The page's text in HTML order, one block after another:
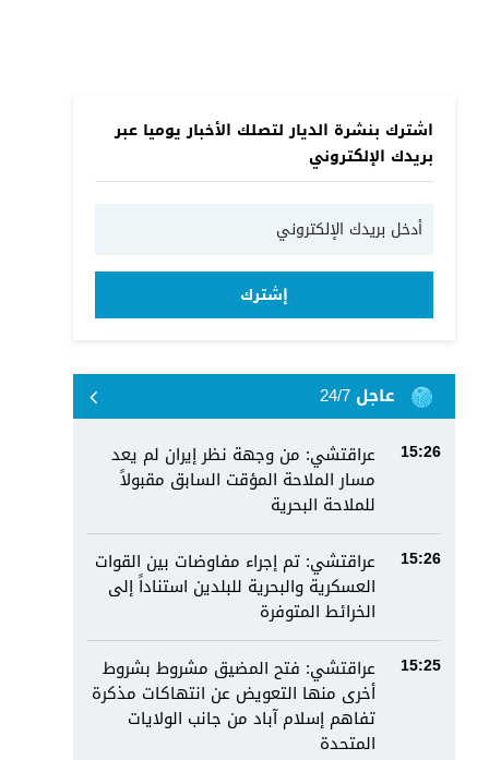
اشترك بنشرة الديار لتصلك الأخبار يوميا عبر
بريدك الإلكتروني
إشترك
عاجل 24/7
15:26
عراقتشي: من وجهة نظر إيران لم يعد
مسار الملاحة المؤقت السابق مقبولاً
للملاحة البحرية
15:26
عراقتشي: تم إجراء مفاوضات بين القوات
العسكرية والبحرية للبلدين استناداً إلى
الخرائط المتوفرة
15:25
عراقتشي: فتح المضيق مشروط بشروط
أخرى منها التعويض عن انتهاكات مذكرة
تفاهم إسلام آباد من جانب الولايات
المتحدة